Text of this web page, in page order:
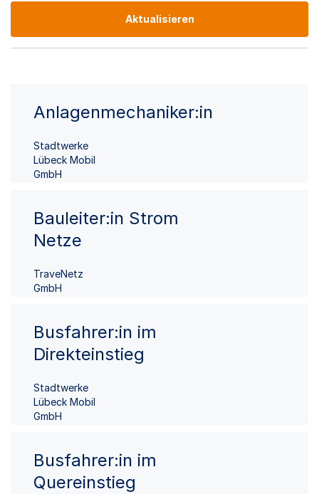
Aktualisieren
Anlagenmechaniker:in
Stadtwerke
Lübeck Mobil
GmbH
Bauleiter:in Strom
Netze
TraveNetz
GmbH
Busfahrer:in im
Direkteinstieg
Stadtwerke
Lübeck Mobil
GmbH
Busfahrer:in im
Quereinstieg